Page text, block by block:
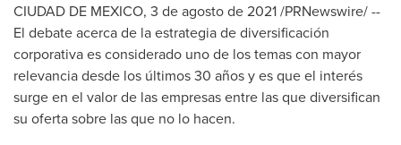
CIUDAD DE MEXICO, 3 de agosto de 2021/PRNewswire/ --
El debate acerca de la estrategia de diversificación
corporativa es considerado uno de los temas con mayor
relevancia desde los últimos 30 años y es que el interés
surge en el valor de las empresas entre las que diversifican
su oferta sobre las que no lo hacen.